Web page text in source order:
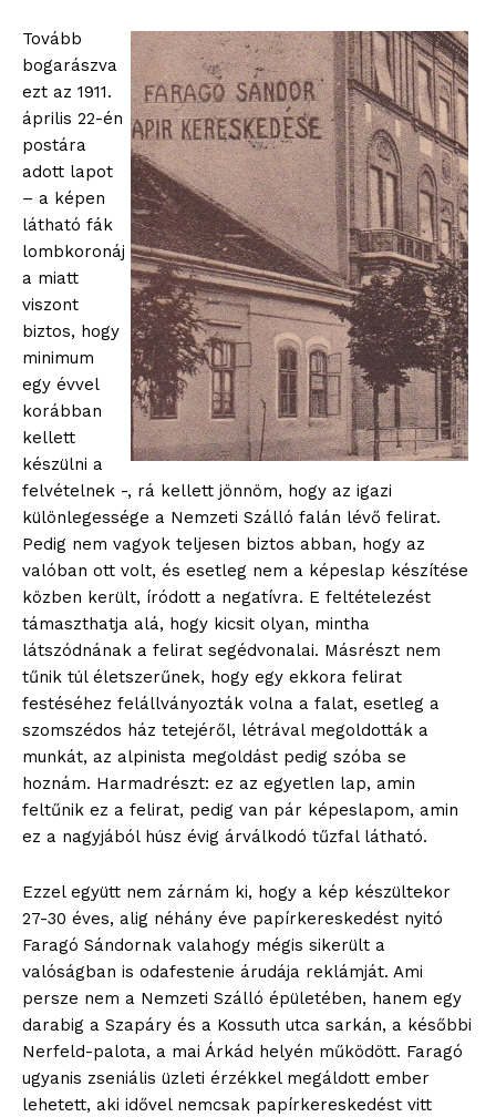
Tovább
bogarászva
ezt az 1911.
április 22-én
postára
adott lapot
– a képen
látható fák
lombkoronáj
a miatt
viszont
biztos, hogy
minimum
egy évvel
korábban
kellett
készülni a
felvételnek -, rá kellett jönnöm, hogy az igazi
különlegessége a Nemzeti Szálló falán lévő felirat.
Pedig nem vagyok teljesen biztos abban, hogy az
valóban ott volt, és esetleg nem a képeslap készítése
közben került, íródott a negatívra. E feltételezést
támaszthatja alá, hogy kicsit olyan, mintha
látszódnának a felirat segédvonalai. Másrészt nem
tűnik túl életszerűnek, hogy egy ekkora felirat
festéséhez felállványozták volna a falat, esetleg a
szomszédos ház tetejéről, létrával megoldották a
munkát, az alpinista megoldást pedig szóba se
hoznám. Harmadrészt: ez az egyetlen lap, amin
feltűnik ez a felirat, pedig van pár képeslapom, amin
ez a nagyjából húsz évig árválkodó tűzfal látható.
Ezzel együtt nem zárnám ki, hogy a kép készültekor
27-30 éves, alig néhány éve papírkereskedést nyitó
Faragó Sándornak valahogy mégis sikerült a
valóságban is odafestenie árudája reklámját. Ami
persze nem a Nemzeti Szálló épületében, hanem egy
darabig a Szapáry és a Kossuth utca sarkán, a későbbi
Nerfeld-palota, a mai Árkád helyén működött. Faragó
ugyanis zseniális üzleti érzékkel megáldott ember
lehetett, aki idővel nemcsak papírkereskedést vitt